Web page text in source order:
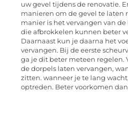
uw gevel tijdens de renovatie.
manieren om de gevel te laten
manier is het vervangen van
die afbrokkelen kunnen beter
Daarnaast kun je daarna het
vervangen. Bij de eerste
ga je dit beter meteen regelen.
de dorpels laten vervangen,
zitten. wanneer je te lang
optreden. Beter voorkomen